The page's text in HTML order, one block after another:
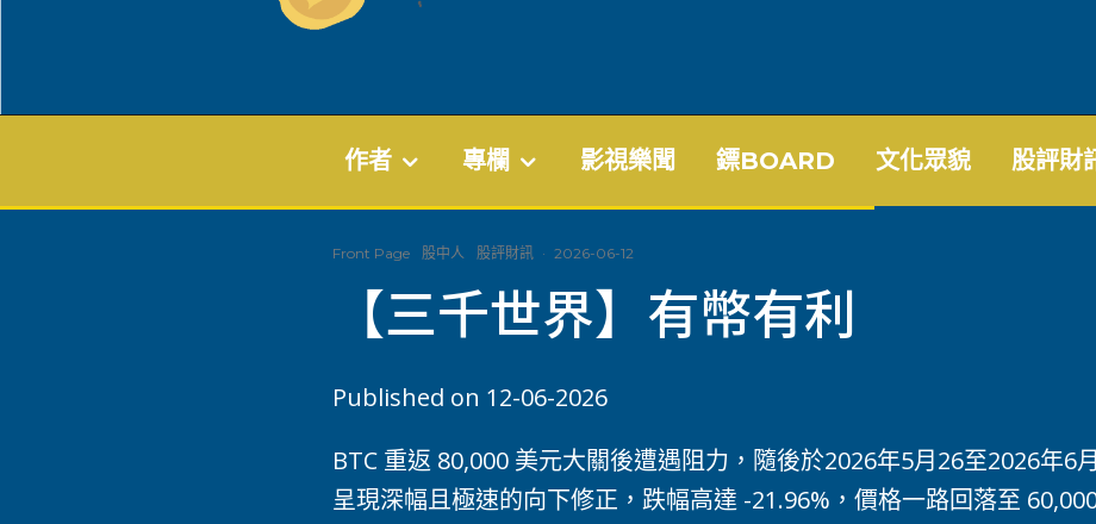
作者 專欄 影視樂聞 鏢BOARD 文化眾貌 股評財
Front Page 股中人 股評財訊 · 2026-06-12
【三千世界】有幣有利
Published on 12-06-2026
BTC 重返 80,000 美元大關後遭遇阻力，隨後於2026年5月26至2026年6
呈現深幅且極速的向下修正，跌幅高達 -21.96%，價格一路回落至